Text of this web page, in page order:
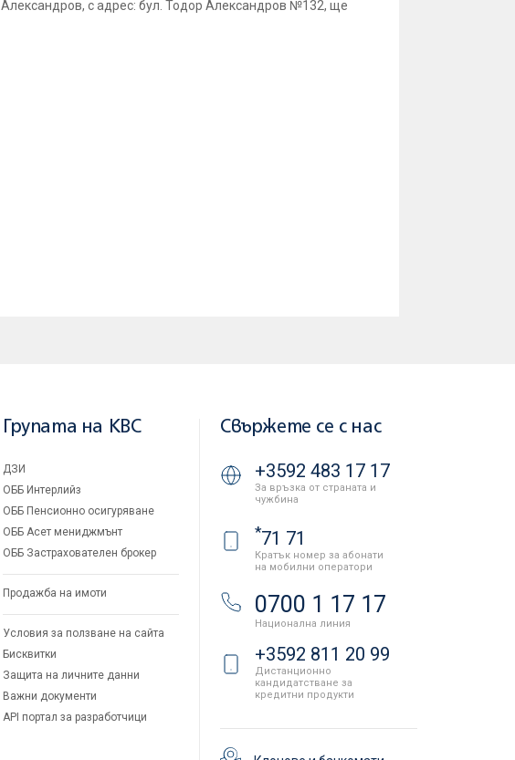
с адрес: бул. Тодор Александров №132, ще
Групата на KBC
ДЗИ
ОББ Интерлийз
ОББ Пенсионно осигуряване
ОББ Асет мениджмънт
ОББ Застрахователен брокер
Продажба на имоти
Условия за ползване на сайта
Бисквитки
Защита на личните данни
Важни документи
API портал за разработчици
Свържете се с нас
+3592 483 17 17
За връзка от страната и
чужбина
*71 71
Кратък номер за абонати
на мобилни оператори
0700 1 17 17
Национална линия
+3592 811 20 99
Дистанционно
кандидатстване за
кредитни продукти